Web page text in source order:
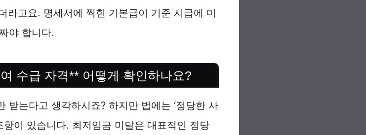
라고요. 명세서에 찍힌 기본급이 기준 시급에 미
야 합니다.
수급 자격** 어떻게 확인하나요?
받는다고 생각하시죠? 하지만 법에는 ‘정당한 사
항이 있습니다. 최저임금 미달은 대표적인 정당